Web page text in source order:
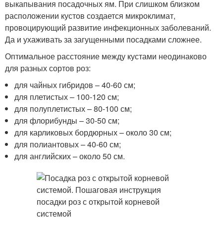
выкапывания посадочных ям. При слишком близком
расположении кустов создается микроклимат,
провоцирующий развитие инфекционных заболеваний.
Да и ухаживать за загущенными посадками сложнее.
Оптимальное расстояние между кустами неодинаково
для разных сортов роз:
для чайных гибридов – 40-60 см;
для плетистых – 100-120 см;
для полуплетистых – 80-100 см;
для флорибунды – 30-50 см;
для карликовых бордюрных – около 30 см;
для полиантовых – 40-60 см;
для английских – около 50 см.